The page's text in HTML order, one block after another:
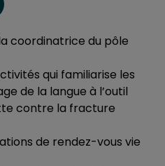
coordinatrice du pôle
qui familiarise les
de la langue à l’outil
contre la fracture
de rendez-vous vie